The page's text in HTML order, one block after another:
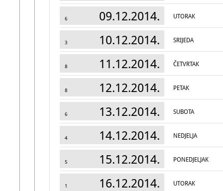
6 09.12.2014. UTORAK
3 10.12.2014. SRIJEDA
8 11.12.2014. ČETVRTAK
8 12.12.2014. PETAK
6 13.12.2014. SUBOTA
4 14.12.2014. NEDJELJA
5 15.12.2014. PONEDJELJAK
1 16.12.2014. UTORAK